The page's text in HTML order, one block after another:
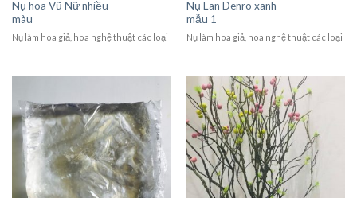
Nụ hoa Vũ Nữ nhiều
màu
Nụ làm hoa giả, hoa nghệ thuật các loại
Nụ Lan Denro xanh
mẫu 1
Nụ làm hoa giả, hoa nghệ thuật các loại